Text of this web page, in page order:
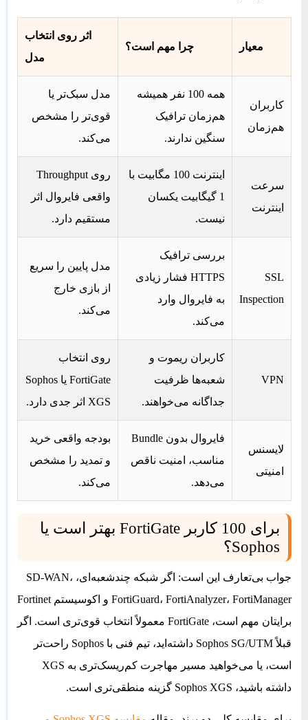
معیار چرا مهم است؟
اثر روی انتخاب
مدل
کاربران
هم‌زمان
همه 100 نفر همیشه
هم‌زمان ترافیک
سنگین ندارند.
مدل سبک‌تر یا
قوی‌تر را مشخص
می‌کند.
سرعت
اینترنت
اینترنت 100 مگابیت با
1 گیگابیت یکسان
نیست.
روی Throughput
واقعی فایروال اثر
مستقیم دارد.
SSL
Inspection
بررسی ترافیک
HTTPS فشار زیادی
به فایروال وارد
می‌کند.
مدل پایین را سریع
از بازی خارج
می‌کند.
VPN
کاربران ریموت و
شعبه‌ها ظرفیت
جداگانه می‌خواهند.
روی انتخاب
FortiGate یا Sophos
XGS اثر جدی دارد.
لایسنس
امنیتی
فایروال بدون Bundle
مناسب، امنیت ناقص
می‌دهد.
بودجه واقعی خرید
و تمدید را مشخص
می‌کند.
برای 100 کاربر FortiGate بهتر است یا
Sophos؟
جواب بی‌تعارف این است: اگر شبکه چندشعبه‌ای، SD-WAN،
FortiGuard، FortiAnalyzer، FortiManager و اکوسیستم Fortinet
برایتان مهم است، FortiGate معمولاً انتخاب قوی‌تری است. اگر
قبلاً Sophos SG/UTM داشته‌اید، تیم فنی با Sophos راحت‌تر
است، یا می‌خواهید مسیر مهاجرت کم‌ریسک‌تری به XGS
داشته باشید، Sophos XGS گزینه منطقی‌تری است.